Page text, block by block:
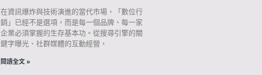
在資訊爆炸與技術演進的當代市場，「數位行
銷」已經不是選項，而是每一個品牌、每一家
企業必須掌握的生存基本功。從搜尋引擎的關
鍵字曝光、社群媒體的互動經營，
閱讀全文 »